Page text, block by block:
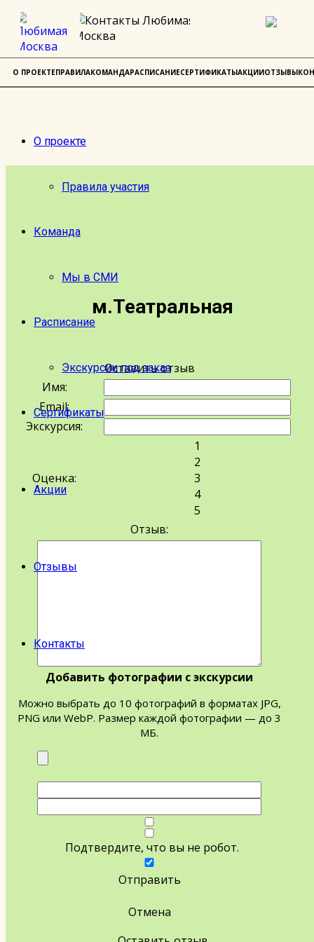
О проекте
Правила участия
Команда
Мы в СМИ
Расписание
Экскурсии под заказ
Сертификаты
Акции
Отзывы
Контакты
м.Театральная
Оставить отзыв
Имя:
Email:
Экскурсия:
Оценка:
1
2
3
4
5
Отзыв:
Добавить фотографии с экскурсии
Можно выбрать до 10 фотографий в форматах JPG,
PNG или WebP. Размер каждой фотографии — до 3
МБ.
Подтвердите, что вы не робот.
Отправить
Отмена
О ПРОЕКТЕПРАВИЛАКОМАНДАРАСПИСАНИЕСЕРТИФИКАТЫАКЦИИОТЗЫВЫ